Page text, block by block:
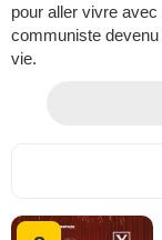
pour aller vivre
communiste
vie.